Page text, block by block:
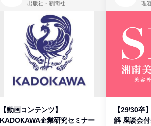
出版社・新聞社
【動画コンテンツ】
KADOKAWA企業研究セミナー
【29/30卒
解 座談会